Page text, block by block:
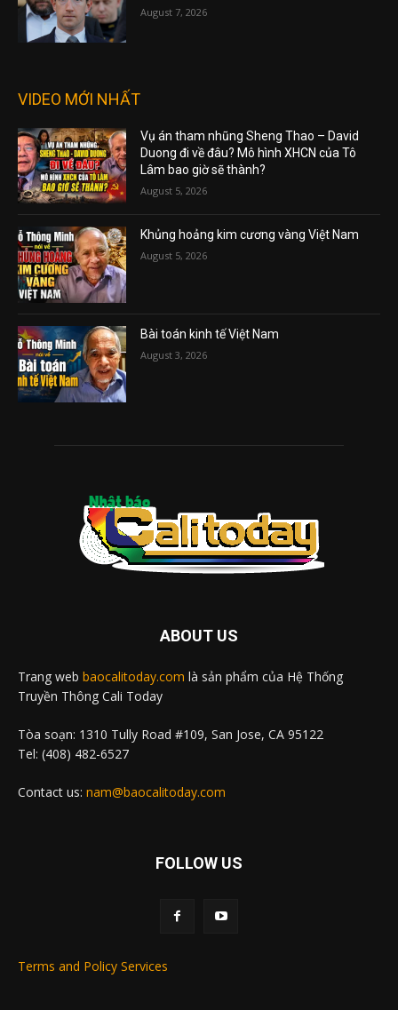
August 7, 2026
VIDEO MỚI NHẤT
Vụ án tham nhũng Sheng Thao – David
Duong đi về đâu? Mô hình XHCN của Tô
Lâm bao giờ sẽ thành?
August 5, 2026
Khủng hoảng kim cương vàng Việt Nam
August 5, 2026
Bài toán kinh tế Việt Nam
August 3, 2026
ABOUT US
Trang web baocalitoday.com là sản phẩm của Hệ Thống
Truyền Thông Cali Today
Tòa soạn: 1310 Tully Road #109, San Jose, CA 95122
Tel: (408) 482-6527
Contact us: nam@baocalitoday.com
FOLLOW US
Terms and Policy Services